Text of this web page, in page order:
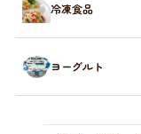
トリマーグッズ
冷凍食品
ヨーグルト